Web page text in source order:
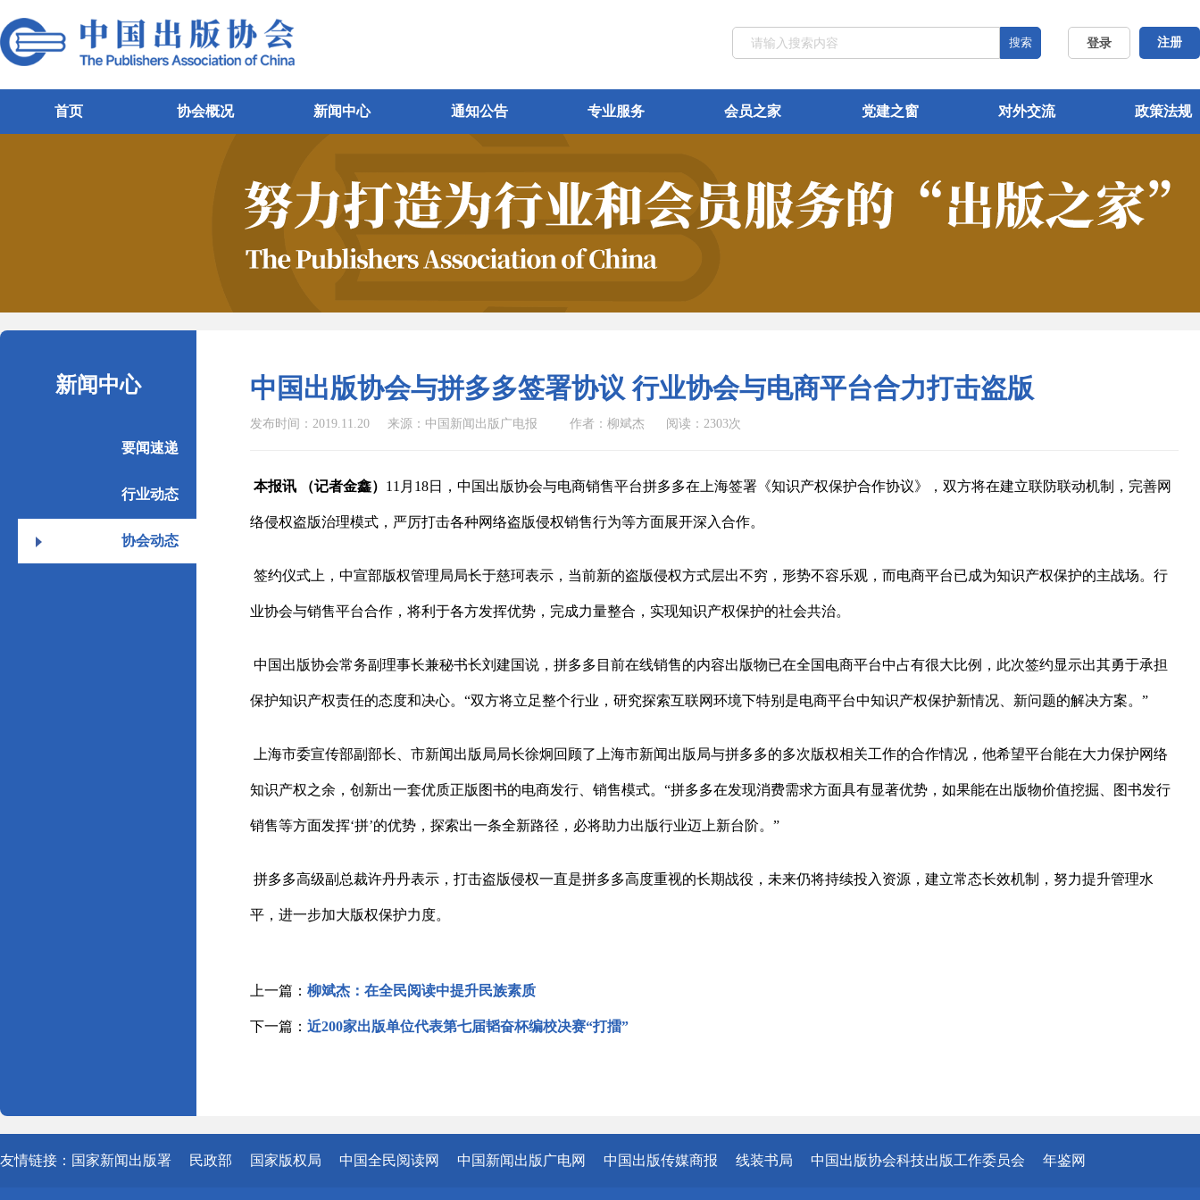
登录 注册
搜索
首页 协会概况 新闻中心 通知公告 专业服务 会员之家 党建之窗 对外交流 政策法规
新闻中心
要闻速递
行业动态
协会动态
中国出版协会与拼多多签署协议 行业协会与电商平台合力打击盗版
发布时间：2019.11.20 来源：中国新闻出版广电报 作者：柳斌杰 阅读：2303次
本报讯 （记者金鑫） 11月18日，中国出版协会与电商销售平台拼多多在上海签署《知识产权保护合作协议》，双方将在建立联防联动机制，完善网
络侵权盗版治理模式，严厉打击各种网络盗版侵权销售行为等方面展开深入合作。
签约仪式上，中宣部版权管理局局长于慈珂表示，当前新的盗版侵权方式层出不穷，形势不容乐观，而电商平台已成为知识产权保护的主战场。行
业协会与销售平台合作，将利于各方发挥优势，完成力量整合，实现知识产权保护的社会共治。
中国出版协会常务副理事长兼秘书长刘建国说，拼多多目前在线销售的内容出版物已在全国电商平台中占有很大比例，此次签约显示出其勇于承担
保护知识产权责任的态度和决心。“双方将立足整个行业，研究探索互联网环境下特别是电商平台中知识产权保护新情况、新问题的解决方案。”
上海市委宣传部副部长、市新闻出版局局长徐炯回顾了上海市新闻出版局与拼多多的多次版权相关工作的合作情况，他希望平台能在大力保护网络
知识产权之余，创新出一套优质正版图书的电商发行、销售模式。“拼多多在发现消费需求方面具有显著优势，如果能在出版物价值挖掘、图书发行
销售等方面发挥‘拼’的优势，探索出一条全新路径，必将助力出版行业迈上新台阶。”
拼多多高级副总裁许丹丹表示，打击盗版侵权一直是拼多多高度重视的长期战役，未来仍将持续投入资源，建立常态长效机制，努力提升管理水
平，进一步加大版权保护力度。
上一篇： 柳斌杰：在全民阅读中提升民族素质
下一篇： 近200家出版单位代表第七届韬奋杯编校决赛“打擂”
友情链接： 国家新闻出版署 民政部 国家版权局 中国全民阅读网 中国新闻出版广电网 中国出版传媒商报 线装书局 中国出版协会科技出版工作委员会 年鉴网